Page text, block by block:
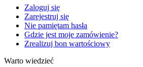
Zaloguj się
Zarejestruj się
Nie pamiętam hasła
Gdzie jest moje zamówienie?
Zrealizuj bon wartościowy
Warto wiedzieć